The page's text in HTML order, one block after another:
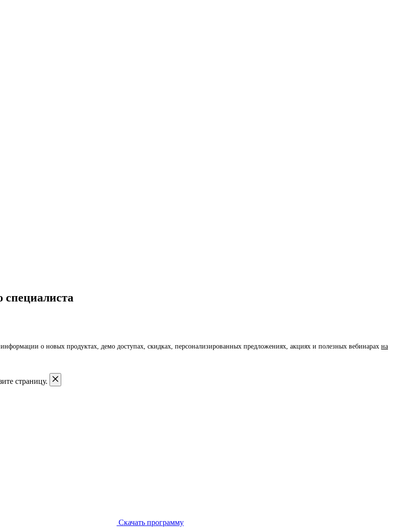
о новых продуктах, демо доступах, скидках, персонализированных предложениях, акциях и полезных вебинарах на
страницу.
Скачать программу